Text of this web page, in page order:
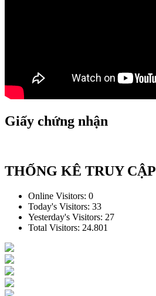
Giấy chứng nhận
THỐNG KÊ TRUY CẬP
Online Visitors: 0
Today's Visitors: 33
Yesterday's Visitors: 27
Total Visitors: 24.801